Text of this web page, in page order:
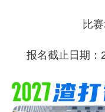
比
报名截止日期：